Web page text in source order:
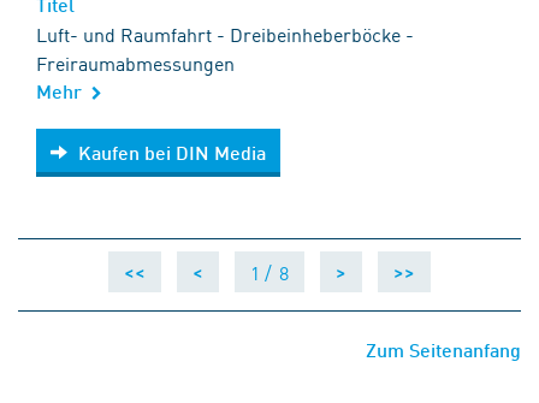
Luft- und Raumfahrt - Dreibeinheberböcke -
Freiraumabmessungen
Mehr
Kaufen bei DIN Media
Kaufen bei DIN Media
<< < 1 / 8 > >>
Zum Seitenanfang